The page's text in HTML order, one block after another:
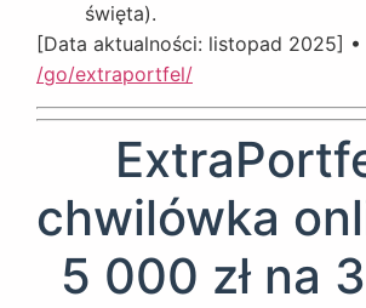
święta).
[Data aktualności: listopad 2025] •
/go/extraportfel/
chwilówka
5 000 zł na